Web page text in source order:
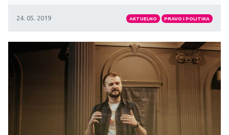
24. 05. 2019 AKTUELNO PRAVO I POLITIKA